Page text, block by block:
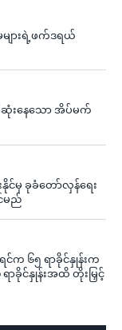
ျားရဲ့ဖက်ဒရယ်
ဆုံးနေသော အိပ်မက်
မှ ခုခံတော်လှန်ရေး
မည်
က ၆၅ ရာခိုင်နှုန်းက
ာခိုင်နှုန်းအထိ တိုးမြှင့်